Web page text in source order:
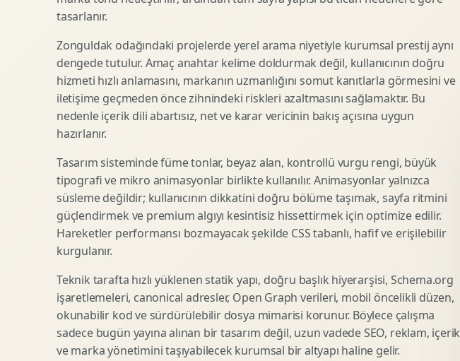
SEO Icerik Stratejisi
Schema Markup Optimizasyonu 3D Lansman Filmi Teknik Modelleme
Premium Ambalaj Tasarimi
Etiket Tasarimi
Kutu Tasarimi
Raf Gorunurlugu
Gida Ambalaj Tasarimi
Kozmetik Ambalaj Tasarimi
E Ticaret Kutu Tasarimi
Ambalaj Mockup Tasarimi
Afis Tasarimi
Brosur Tasarimi
Sunum Tasarimi
Katalog Tasarimi
Infografik Tasarimi
Fuaye Gorsel Tasarimi
Kurumsal Ilan Tasarimi
Marka Stratejisi
Marka Konumlandirma
Rekabet Analizi
Hedef Kitle Analizi
Marka Mimarisi
Deger Onerisi Tasarimi
Pazara Giris Stratejisi
Shopify Tasarim
Woocommerce Tasarim
Eticaret UX Optimizasyonu
Lead Generation Landing Page
Reklam Landing Page
Display Banner Tasarimi
Video Reklam Kreatifi
Outdoor Reklam Tasarimi
tasarlanır.
Zonguldak odağındaki projelerde yerel arama niyetiyle kurumsal prestij aynı
dengede tutulur. Amaç anahtar kelime doldurmak değil, kullanıcının doğru
hizmeti hızlı anlamasını, markanın uzmanlığını somut kanıtlarla görmesini ve
iletişime geçmeden önce zihnindeki riskleri azaltmasını sağlamaktır. Bu
nedenle içerik dili abartısız, net ve karar vericinin bakış açısına uygun
hazırlanır.
Tasarım sisteminde füme tonlar, beyaz alan, kontrollü vurgu rengi, büyük
tipografi ve mikro animasyonlar birlikte kullanılır. Animasyonlar yalnızca
süsleme değildir; kullanıcının dikkatini doğru bölüme taşımak, sayfa ritmini
güçlendirmek ve premium algıyı kesintisiz hissettirmek için optimize edilir.
Hareketler performansı bozmayacak şekilde CSS tabanlı, hafif ve erişilebilir
kurgulanır.
Teknik tarafta hızlı yüklenen statik yapı, doğru başlık hiyerarşisi, Schema.org
işaretlemeleri, canonical adresler, Open Graph verileri, mobil öncelikli düzen,
okunabilir kod ve sürdürülebilir dosya mimarisi korunur. Böylece çalışma
sadece bugün yayına alınan bir tasarım değil, uzun vadede SEO, reklam, içerik
ve marka yönetimini taşıyabilecek kurumsal bir altyapı haline gelir.